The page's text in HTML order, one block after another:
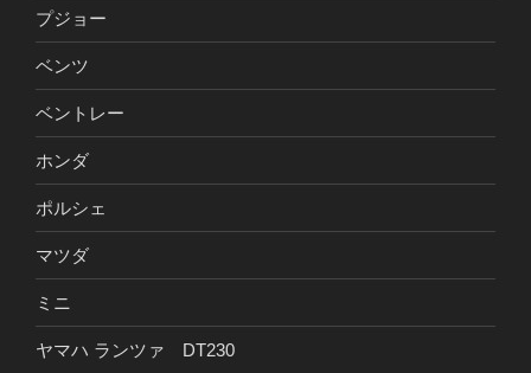
プジョー
ベンツ
ベントレー
ホンダ
ポルシェ
マツダ
ミニ
ヤマハ ランツァ DT230